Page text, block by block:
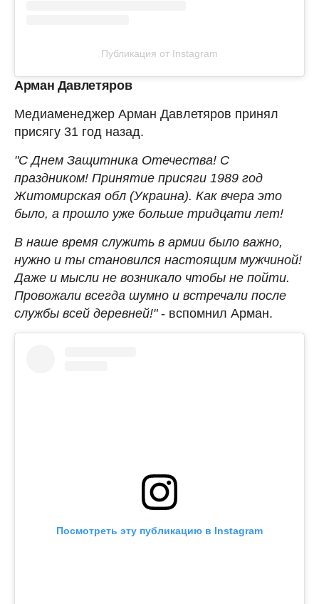
Публикация от Instagram
Арман Давлетяров
Медиаменеджер Арман Давлетяров принял
присягу 31 год назад.
"С Днем Защитника Отечества! С
праздником! Принятие присяги 1989 год
Житомирская обл (Украина). Как вчера это
было, а прошло уже больше тридцати лет!
В наше время служить в армии было важно,
нужно и ты становился настоящим мужчиной!
Даже и мысли не возникало чтобы не пойти.
Провожали всегда шумно и встречали после
службы всей деревней!" - вспомнил Арман.
Посмотреть эту публикацию в Instagram